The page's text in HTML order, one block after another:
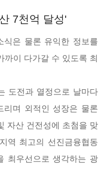
7천억 달성'
식은 물론 유익한 정보를
까이 다가갈 수 있도록 최
도전과 열정으로 날마다
리며 외적인 성장은 물론
자산 건전성에 초첨을 맞
역 최고의 선진금융협동
최우선으로 생각하는 광